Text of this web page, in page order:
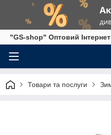
"GS-shop" Оптовий
Товари та послуги